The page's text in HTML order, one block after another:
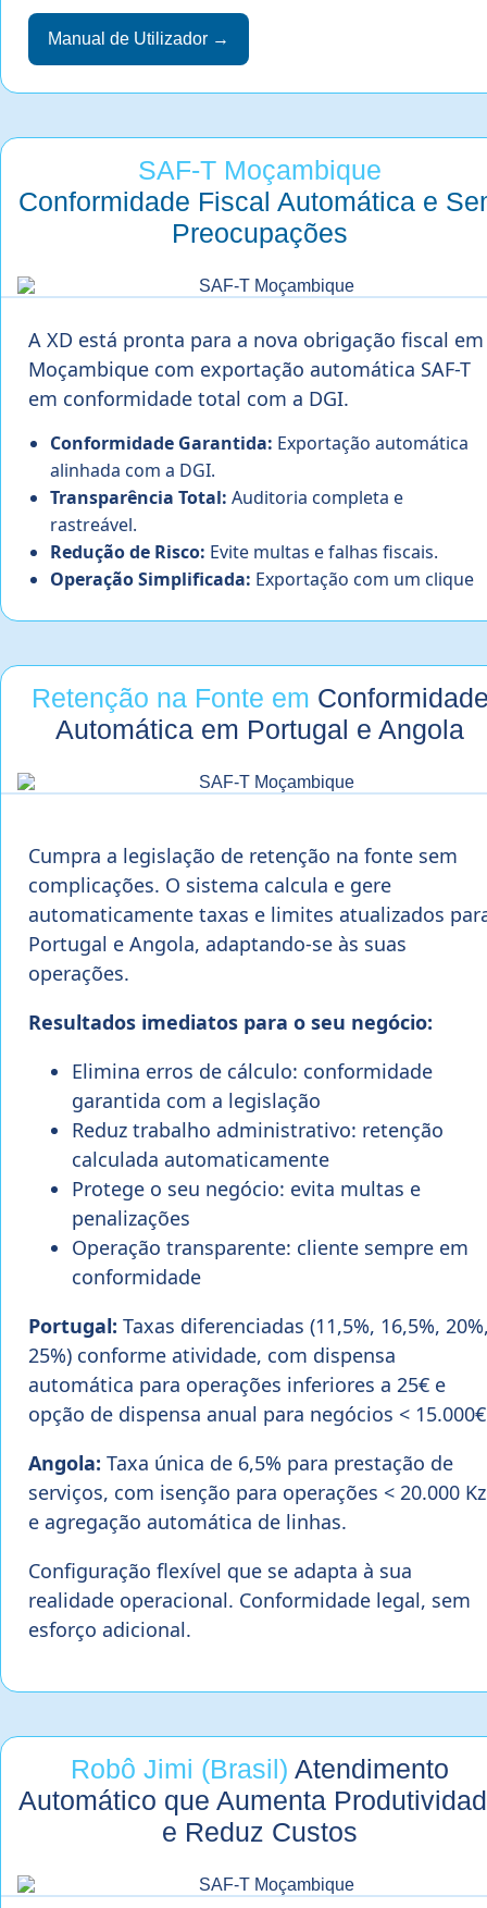
Manual de Utilizador →
SAF-T Moçambique
Conformidade Fiscal Automática e
Preocupações
A XD está pronta para a nova obrigação fiscal em
Moçambique com exportação automática SAF-T
em conformidade total com a DGI.
Conformidade Garantida: Exportação automática
alinhada com a DGI.
Transparência Total: Auditoria completa e
rastreável.
Redução de Risco: Evite multas e falhas fiscais.
Operação Simplificada: Exportação com um clique
Retenção na Fonte em
Automática em Portugal e Angola
Cumpra a legislação de retenção na fonte sem
complicações. O sistema calcula e gere
automaticamente taxas e limites atualizados
Portugal e Angola, adaptando-se às suas
operações.
Resultados imediatos para o seu negócio:
Elimina erros de cálculo: conformidade
garantida com a legislação
Reduz trabalho administrativo: retenção
calculada automaticamente
Protege o seu negócio: evita multas e
penalizações
Operação transparente: cliente sempre em
conformidade
Portugal: Taxas diferenciadas (11,5%, 16,5%,
25%) conforme atividade, com dispensa
automática para operações inferiores a 25€ e
opção de dispensa anual para negócios <
Angola: Taxa única de 6,5% para prestação de
serviços, com isenção para operações < 20.000 Kz
e agregação automática de linhas.
Configuração flexível que se adapta à sua
realidade operacional. Conformidade legal, sem
esforço adicional.
Robô Jimi (Brasil) Atendimento
Automático que Aumenta
e Reduz Custos